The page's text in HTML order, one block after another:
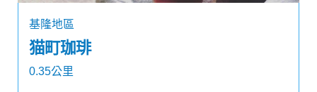
基隆地區
猫町珈琲
0.35公里